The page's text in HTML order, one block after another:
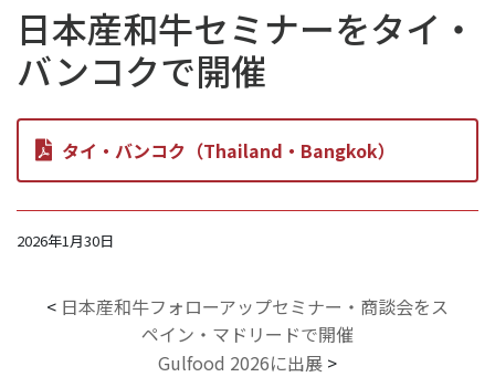
日本産和牛セミナーをタイ・
バンコクで開催
タイ・バンコク（Thailand・Bangkok）
2026年1月30日
< 日本産和牛フォローアップセミナー・商談会をス
ペイン・マドリードで開催
Gulfood 2026に出展 >